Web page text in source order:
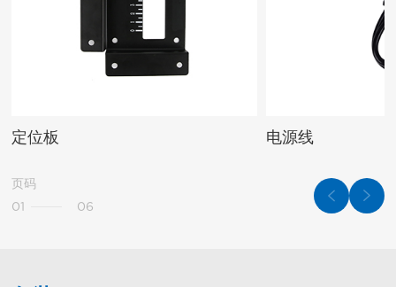
定位板 电源线
页码
01
06